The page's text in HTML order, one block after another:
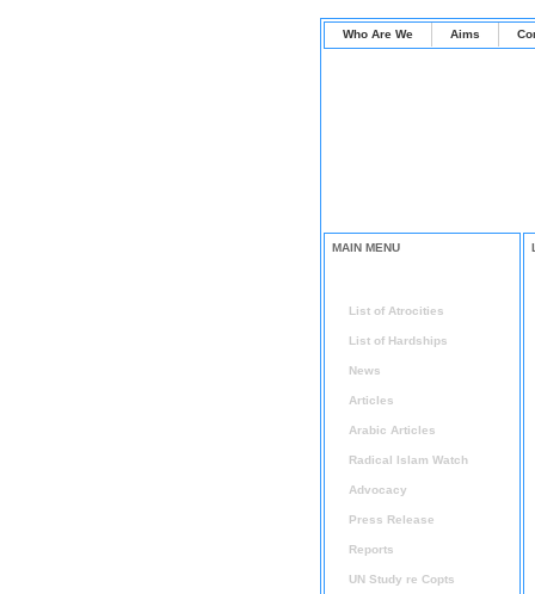
Who Are We Aims
MAIN MENU
List of Atrocities
List of Hardships
News
Articles
Arabic Articles
Radical Islam Watch
Advocacy
Press Release
Reports
UN Study re Copts